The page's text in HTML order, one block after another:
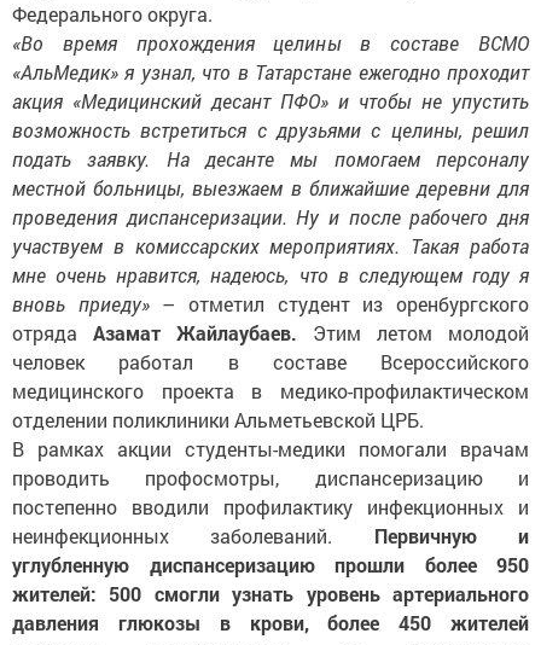
Федерального округа.
«Во время прохождения целины в составе ВСМО
«АльМедик» я узнал, что в Татарстане ежегодно проходит
акция «Медицинский десант ПФО» и чтобы не упустить
возможность встретиться с друзьями с целины, решил
подать заявку. На десанте мы помогаем персоналу
местной больницы, выезжаем в ближайшие деревни для
проведения диспансеризации. Ну и после рабочего дня
участвуем в комиссарских мероприятиях. Такая работа
мне очень нравится, надеюсь, что в следующем году я
вновь приеду» – отметил студент из оренбургского
отряда Азамат Жайлаубаев. Этим летом молодой
человек работал в составе Всероссийского
медицинского проекта в медико-профилактическом
отделении поликлиники Альметьевской ЦРБ.
В рамках акции студенты-медики помогали врачам
проводить профосмотры, диспансеризацию и
постепенно вводили профилактику инфекционных и
неинфекционных заболеваний. Первичную и
углубленную диспансеризацию прошли более 950
жителей: 500 смогли узнать уровень артериального
давления глюкозы в крови, более 450 жителей